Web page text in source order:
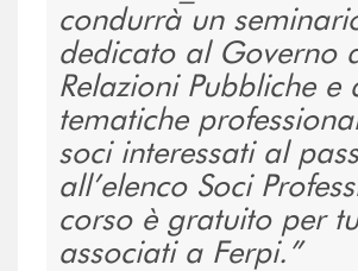
condurrà un
dedicato al Governo
Relazioni Pubbliche e
tematiche
soci interessati al
all’elenco Soci
corso è gratuito per
associati a Ferpi.